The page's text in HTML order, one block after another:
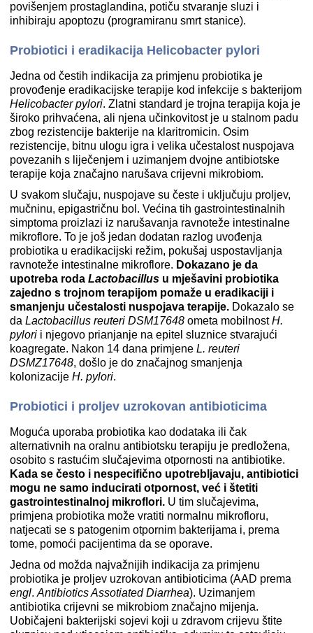
povišenjem prostaglandina, potiču stvaranje sluzi i
inhibiraju apoptozu (programiranu smrt stanice).
Probiotici i eradikacija Helicobacter pylori
Jedna od čestih indikacija za primjenu probiotika je
provođenje eradikacijske terapije kod infekcije s bakterijom
Helicobacter pylori. Zlatni standard je trojna terapija koja je
široko prihvaćena, ali njena učinkovitost je u stalnom padu
zbog rezistencije bakterije na klaritromicin. Osim
rezistencije, bitnu ulogu igra i velika učestalost nuspojava
povezanih s liječenjem i uzimanjem dvojne antibiotske
terapije koja značajno narušava crijevni mikrobiom.
U svakom slučaju, nuspojave su česte i uključuju proljev,
mučninu, epigastričnu bol. Većina tih gastrointestinalnih
simptoma proizlazi iz narušavanja ravnoteže intestinalne
mikroflore. To je još jedan dodatan razlog uvođenja
probiotika u eradikacijski režim, pokušaj uspostavljanja
ravnoteže intestinalne mikroflore. Dokazano je da
upotreba roda Lactobacillus u mješavini probiotika
zajedno s trojnom terapijom pomaže u eradikaciji i
smanjenju učestalosti nuspojava terapije. Dokazalo se
da Lactobacillus reuteri DSM17648 ometa mobilnostH.
pylori i njegovo prianjanje na epitel sluznice stvarajući
koagregate. Nakon 14 dana primjene L. reuteri
DSMZ17648, došlo je do značajnog smanjenja
kolonizacije H. pylori.
Probiotici i proljev uzrokovan antibioticima
Moguća uporaba probiotika kao dodataka ili čak
alternativnih na oralnu antibiotsku terapiju je predložena,
osobito s rastućim slučajevima otpornosti na antibiotike.
Kada se često i nespecifično upotrebljavaju, antibiotici
mogu ne samo inducirati otpornost, već i štetiti
gastrointestinalnoj mikroflori. U tim slučajevima,
primjena probiotika može vratiti normalnu mikrofloru,
natjecati se s patogenim otpornim bakterijama i, prema
tome, pomoći pacijentima da se oporave.
Jedna od možda najvažnijih indikacija za primjenu
probiotika je proljev uzrokovan antibioticima (AAD prema
engl. Antibiotics Assotiated Diarrhea). Uzimanjem
antibiotika crijevni se mikrobiom značajno mijenja.
Uobičajeni bakterijski sojevi koji u zdravom crijevu štite